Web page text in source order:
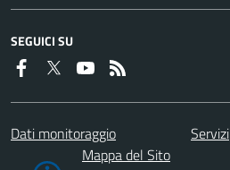
SEGUICI SU
Dati monitoraggio Servizi
Mappa del Sito